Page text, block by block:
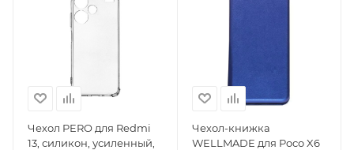
Чехол PERO для Redmi
13, силикон, усиленный,
Чехол-книжка
WELLMADE для Poco X6